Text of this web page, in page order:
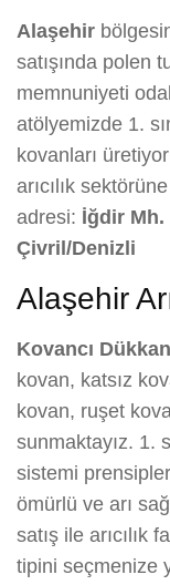
Alaşehir
satışında polen
memnuniyeti
atölyemizde 1.
kovanları
arıcılık
adresi: İğdir Mh.
Çivril/Denizli
Alaşehir
Kovancı
kovan, katsız
kovan, ruşet
sunmaktayız. 1.
sistemi
ömürlü ve arı
satış ile arıcılık
tipini seçmenize